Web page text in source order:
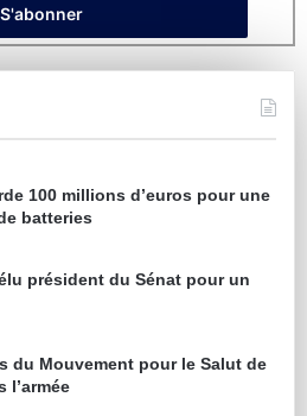
100 millions d’euros pour une
batteries
président du Sénat pour un
du Mouvement pour le Salut de
l’armée